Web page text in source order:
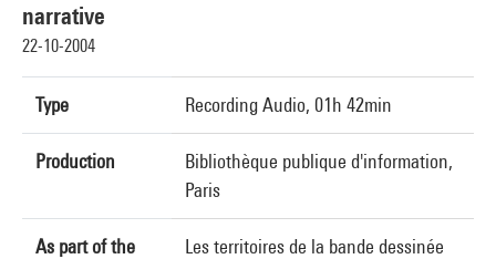
narrative
22-10-2004
Type Recording Audio, 01h 42min
Production
Bibliothèque publique d'information,
Paris
As part of the
Les territoires de la bande dessinée